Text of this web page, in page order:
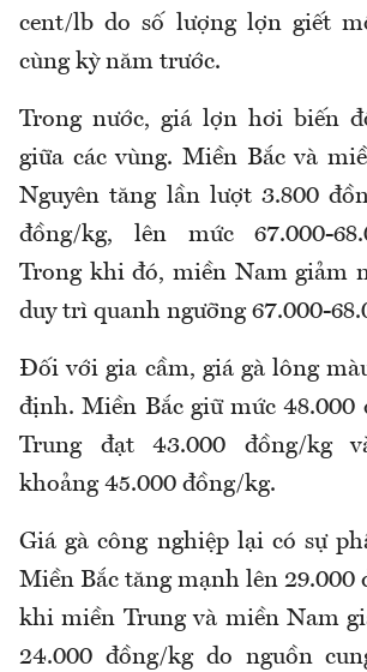
cent/lb do số lượng lợn giết
cùng kỳ năm trước.
Trong nước, giá lợn hơi biến
giữa các vùng. Miền Bắc và
Nguyên tăng lần lượt 3.800
đồng/kg, lên mức 67.000-
Trong khi đó, miền Nam giảm
duy trì quanh ngưỡng 67.000-
Đối với gia cầm, giá gà lông
định. Miền Bắc giữ mức 48.000
Trung đạt 43.000 đồng/kg
khoảng 45.000 đồng/kg.
Giá gà công nghiệp lại có sự
Miền Bắc tăng mạnh lên 29.000
khi miền Trung và miền Nam
24.000 đồng/kg do nguồn